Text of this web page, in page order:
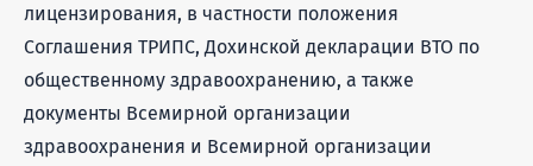
лицензирования, в частности положения
Соглашения ТРИПС, Дохинской декларации ВТО по
общественному здравоохранению, а также
документы Всемирной организации
здравоохранения и Всемирной организации